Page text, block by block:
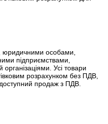
особами,
підприємствами,
Усі товари
розрахунком без ПДВ,
продаж з ПДВ.